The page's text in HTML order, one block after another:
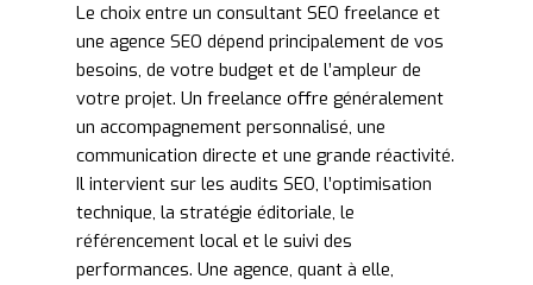
Le choix entre un consultant SEO freelance et
une agence SEO dépend principalement de vos
besoins, de votre budget et de l’ampleur de
votre projet. Un freelance offre généralement
un accompagnement personnalisé, une
communication directe et une grande réactivité.
Il intervient sur les audits SEO, l’optimisation
technique, la stratégie éditoriale, le
référencement local et le suivi des
performances. Une agence, quant à elle,